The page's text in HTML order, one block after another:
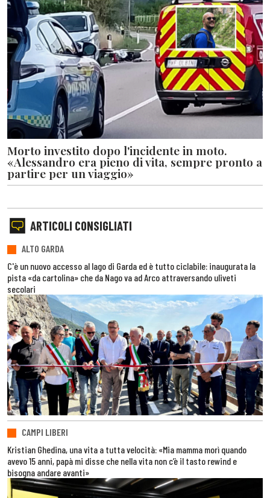
Morto investito dopo l'incidente in moto.
«Alessandro era pieno di vita, sempre pronto a
partire per un viaggio»
ARTICOLI CONSIGLIATI
ALTO GARDA
C'è un nuovo accesso al lago di Garda ed è tutto ciclabile: inaugurata la
pista «da cartolina» che da Nago va ad Arco attraversando uliveti
secolari
CAMPI LIBERI
Kristian Ghedina, una vita a tutta velocità: «Mia mamma morì quando
avevo 15 anni, papà mi disse che nella vita non c’è il tasto rewind e
bisogna andare avanti»